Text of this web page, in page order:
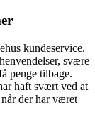
kundeservice.
svære
penge tilbage.
haft svært ved at
der har været